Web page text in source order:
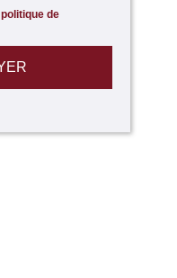
politique de